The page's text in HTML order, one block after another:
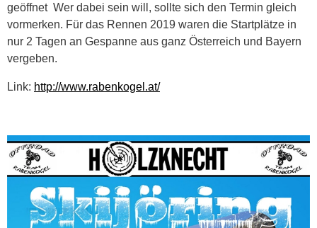
geöffnet Wer dabei sein will, sollte sich den Termin gleich
vormerken. Für das Rennen 2019 waren die Startplätze in
nur 2 Tagen an Gespanne aus ganz Österreich und Bayern
vergeben.
Link: http://www.rabenkogel.at/